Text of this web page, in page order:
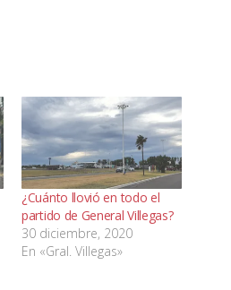
¿Cuánto llovió en todo el
partido de General Villegas?
30 diciembre, 2020
En «Gral. Villegas»